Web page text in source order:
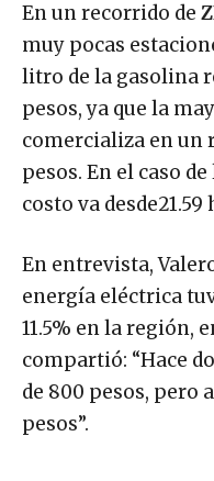
En un recorrido de
muy pocas
litro de la gasolina
pesos, ya que la
comercializa en un
pesos. En el caso
costo va
En entrevista,
energía eléctrica
11.5% en la región,
compartió: “Hace
de 800 pesos, pero
pesos”.